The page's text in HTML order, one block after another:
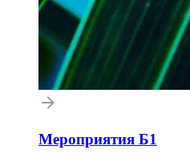
Мероприятия Б1